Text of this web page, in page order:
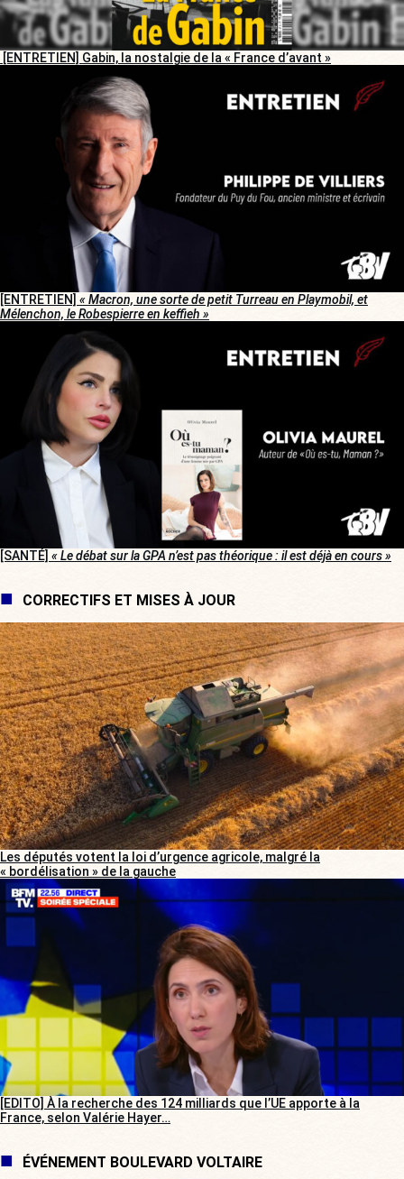
[ENTRETIEN] Gabin, la nostalgie de la « France d’avant »
[ENTRETIEN] « Macron, une sorte de petit Turreau en Playmobil, et
Mélenchon, le Robespierre en keffieh »
[SANTÉ] « Le débat sur la GPA n’est pas théorique : il est déjà en cours »
CORRECTIFS ET MISES À JOUR
Les députés votent la loi d’urgence agricole, malgré la
« bordélisation » de la gauche
[EDITO] À la recherche des 124 milliards que l’UE apporte à la
France, selon Valérie Hayer…
ÉVÉNEMENT BOULEVARD VOLTAIRE